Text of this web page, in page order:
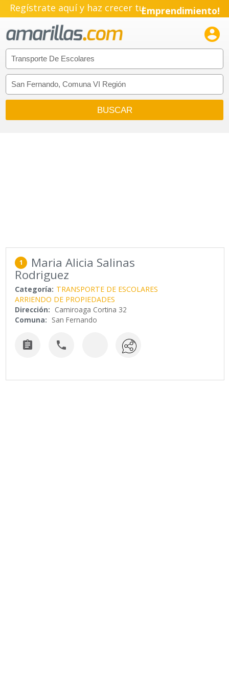
Regístrate aquí y haz crecer tuEmprendimiento!

1 Maria Alicia Salinas
Rodriguez
Categoría: TRANSPORTE DE ESCOLARES
ARRIENDO DE PROPIEDADES
Dirección: Camiroaga Cortina 32
Comuna: San Fernando
 